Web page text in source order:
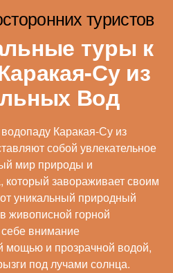
туристов
туры к
Су из
Вод
Каракая-Су из
собой увлекательное
мир природы и
который завораживает своим
уникальный природный
живописной горной
себе внимание
мощью и прозрачной водой,
под лучами солнца.